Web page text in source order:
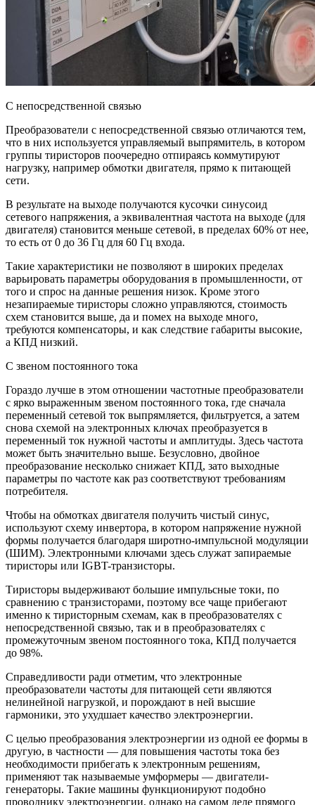
С непосредственной связью
Преобразователи с непосредственной связью отличаются тем,
что в них используется управляемый выпрямитель, в котором
группы тиристоров поочередно отпираясь коммутируют
нагрузку, например обмотки двигателя, прямо к питающей
сети.
В результате на выходе получаются кусочки синусоид
сетевого напряжения, а эквивалентная частота на выходе (для
двигателя) становится меньше сетевой, в пределах 60% от нее,
то есть от 0 до 36 Гц для 60 Гц входа.
Такие характеристики не позволяют в широких пределах
варьировать параметры оборудования в промышленности, от
того и спрос на данные решения низок. Кроме этого
незапираемые тиристоры сложно управляются, стоимость
схем становится выше, да и помех на выходе много,
требуются компенсаторы, и как следствие габариты высокие,
а КПД низкий.
С звеном постоянного тока
Гораздо лучше в этом отношении частотные преобразователи
с ярко выраженным звеном постоянного тока, где сначала
переменный сетевой ток выпрямляется, фильтруется, а затем
снова схемой на электронных ключах преобразуется в
переменный ток нужной частоты и амплитуды. Здесь частота
может быть значительно выше. Безусловно, двойное
преобразование несколько снижает КПД, зато выходные
параметры по частоте как раз соответствуют требованиям
потребителя.
Чтобы на обмотках двигателя получить чистый синус,
используют схему инвертора, в котором напряжение нужной
формы получается благодаря широтно-импульсной модуляции
(ШИМ). Электронными ключами здесь служат запираемые
тиристоры или IGBT-транзисторы.
Тиристоры выдерживают большие импульсные токи, по
сравнению с транзисторами, поэтому все чаще прибегают
именно к тиристорным схемам, как в преобразователях с
непосредственной связью, так и в преобразователях с
промежуточным звеном постоянного тока, КПД получается
до 98%.
Справедливости ради отметим, что электронные
преобразователи частоты для питающей сети являются
нелинейной нагрузкой, и порождают в ней высшие
гармоники, это ухудшает качество электроэнергии.
С целью преобразования электроэнергии из одной ее формы в
другую, в частности — для повышения частоты тока без
необходимости прибегать к электронным решениям,
применяют так называемые умформеры — двигатели-
генераторы. Такие машины функционируют подобно
проводнику электроэнергии, однако на самом деле прямого